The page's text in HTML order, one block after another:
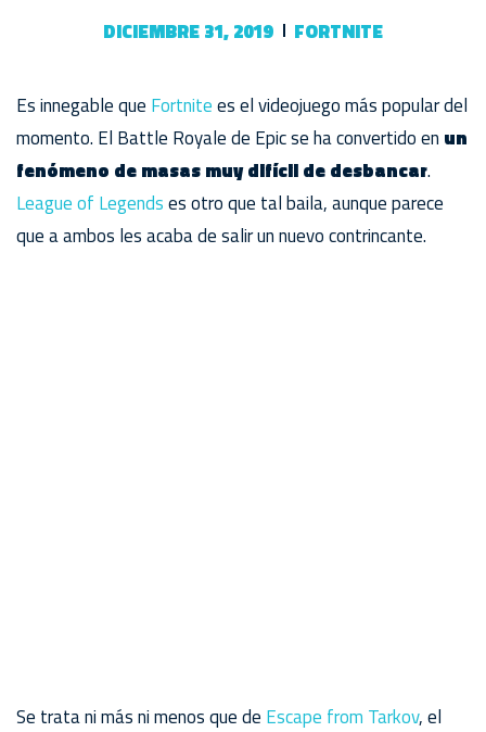
DICIEMBRE 31, 2019 FORTNITE
Es innegable que Fortnitees el videojuego más popular del
momento. El Battle Royale de Epic se ha convertido en un
fenómeno de masas muy difícil de desbancar.
League of Legendses otro que tal baila, aunque parece
que a ambos les acaba de salir un nuevo contrincante.
Se trata ni más ni menos que de Escape from Tarkov, el